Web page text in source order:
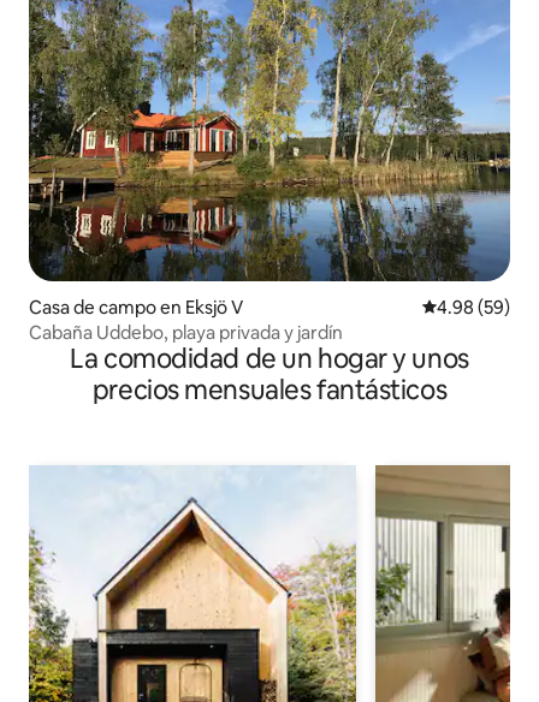
Casa de campo en Eksjö V Calificación
4.98 (59)
Cabaña Uddebo, playa privada y jardín
La comodidad de un hogar y unos
precios mensuales fantásticos